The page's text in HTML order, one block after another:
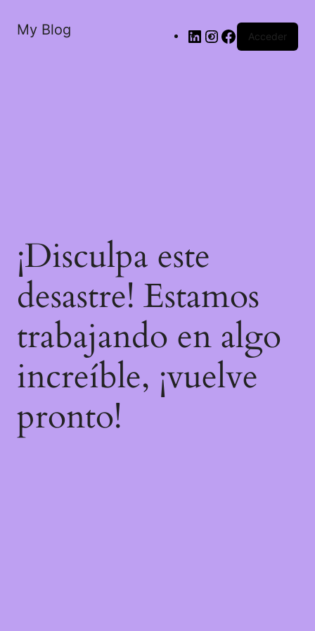
My Blog Acceder
¡Disculpa este
desastre! Estamos
trabajando en algo
increíble, ¡vuelve
pronto!